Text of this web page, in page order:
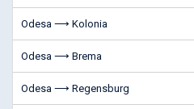
Odesa ⟶ Kolonia
Odesa ⟶ Brema
Odesa ⟶ Regensburg